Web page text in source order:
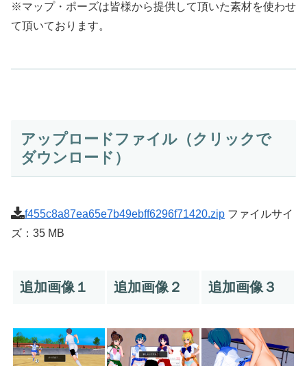
※マップ・ポーズは皆様から提供して頂いた素材を使わせ
て頂いております。
アップロードファイル（クリックで
ダウンロード）
f455c8a87ea65e7b49ebff6296f71420.zip ファイルサイ
ズ：35 MB
追加画像１ 追加画像２ 追加画像３